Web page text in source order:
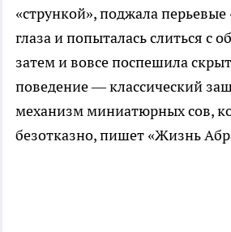
«стрункой», поджала
глаза и попыталась слиться с
затем и вовсе поспешила
поведение — классический
механизм миниатюрных сов,
безотказно, пишет «Жизнь